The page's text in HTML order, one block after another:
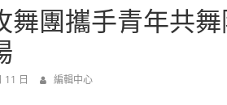
舞團攜手青年共
11 日 編輯中心